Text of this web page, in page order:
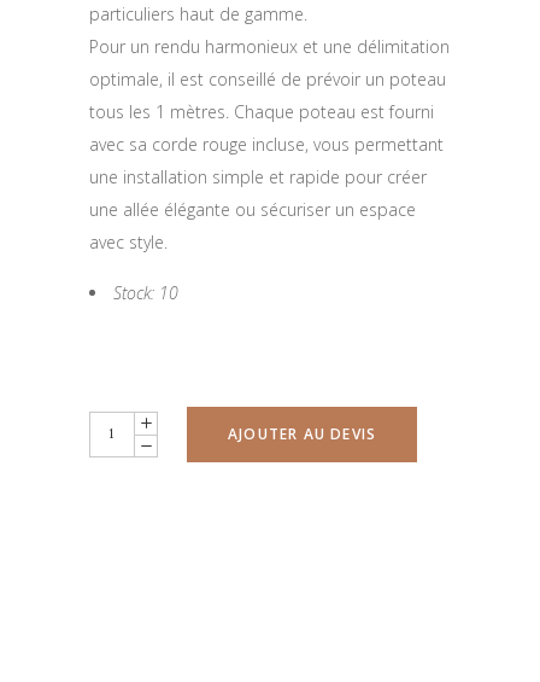
particuliers haut de gamme.
Pour un rendu harmonieux et une délimitation
optimale, il est conseillé de prévoir un poteau
tous les 1 mètres. Chaque poteau est fourni
avec sa corde rouge incluse, vous permettant
une installation simple et rapide pour créer
une allée élégante ou sécuriser un espace
avec style.
Stock: 10
Poteau
de
AJOUTER AU DEVIS